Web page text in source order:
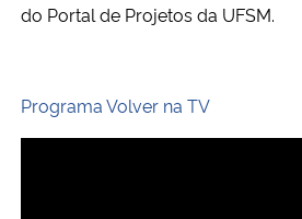
Ministério de Minas e Energia
Ministério do Meio Ambiente
do Portal de Projetos da UFSM.
Programa Volver na TV